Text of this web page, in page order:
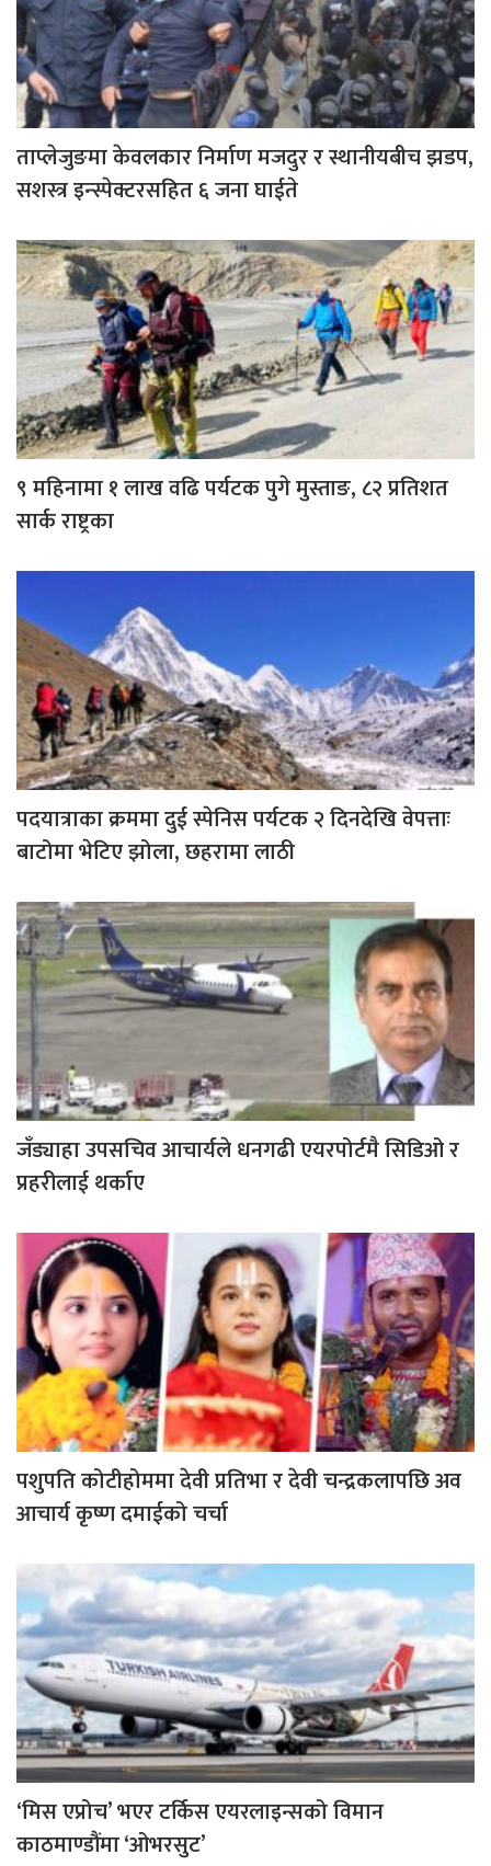
ताप्लेजुङमा केवलकार निर्माण मजदुर र स्थानीयबीच झडप,
सशस्त्र इन्स्पेक्टरसहित ६ जना घाईते
९ महिनामा १ लाख वढि पर्यटक पुगे मुस्ताङ, ८२ प्रतिशत
सार्क राष्ट्रका
पदयात्राका क्रममा दुई स्पेनिस पर्यटक २ दिनदेखि वेपत्ताः
बाटोमा भेटिए झोला, छहरामा लाठी
जँड्याहा उपसचिव आचार्यले धनगढी एयरपोर्टमै सिडिओ र
प्रहरीलाई थर्काए
पशुपति कोटीहोममा देवी प्रतिभा र देवी चन्द्रकलापछि अव
आचार्य कृष्ण दमाईको चर्चा
‘मिस एप्रोच’ भएर टर्किस एयरलाइन्सको विमान
काठमाण्डौंमा ‘ओभरसुट’